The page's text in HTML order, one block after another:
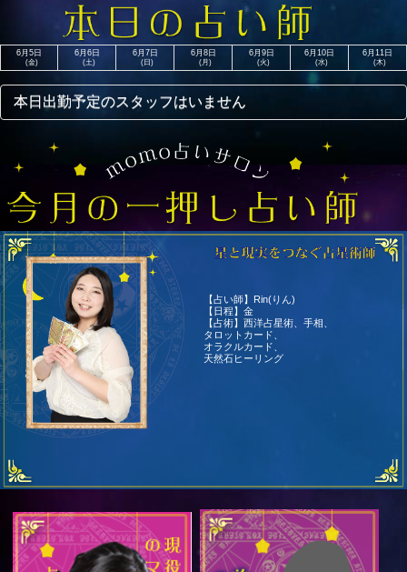
6月5日
(金)
6月6日
(土)
6月7日
(日)
6月8日
(月)
6月9日
(火)
6月10日
(水)
6月11日
(木)
本日出勤予定のスタッフはいません
【占い師】Rin(りん)
【日程】金
【占術】西洋占星術、手相、
タロットカード、
オラクルカード、
天然石ヒーリング